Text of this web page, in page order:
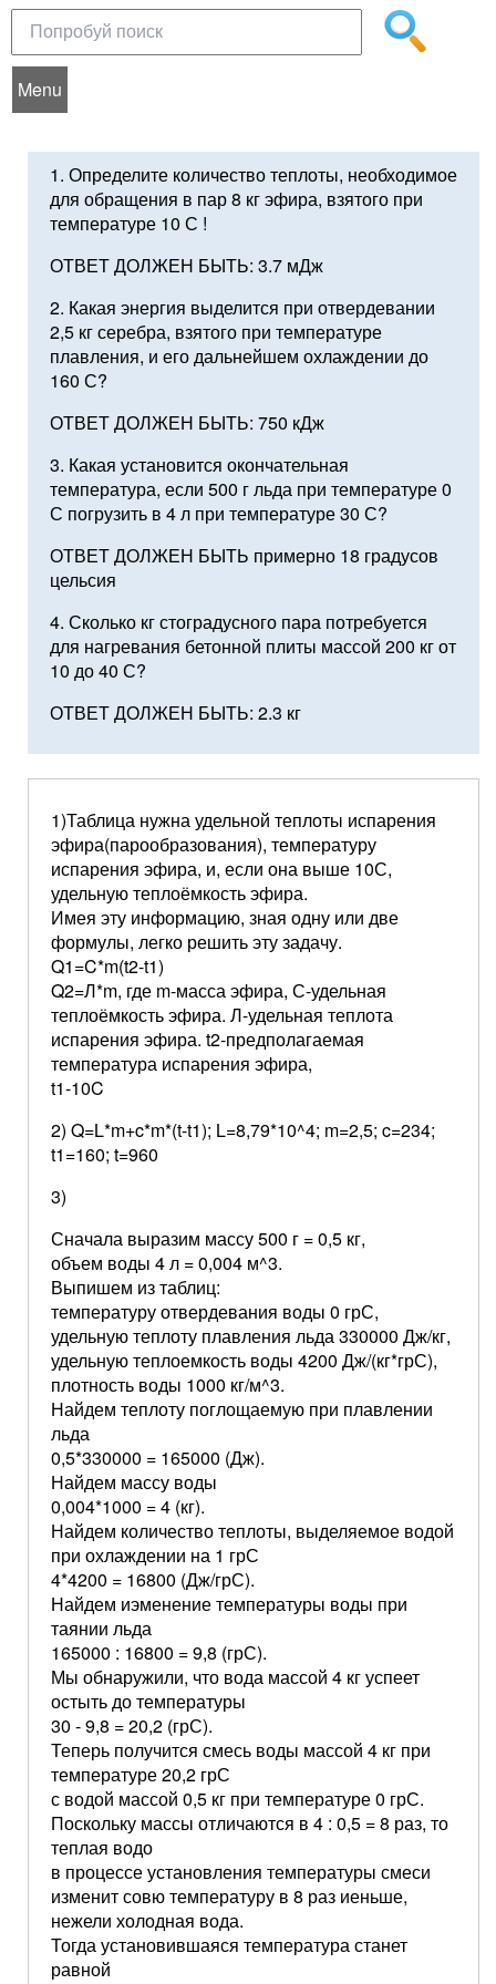
Menu
1. Определите количество теплоты, необходимое
для обращения в пар 8 кг эфира, взятого при
температуре 10 С !
ОТВЕТ ДОЛЖЕН БЫТЬ: 3.7 мДж
2. Какая энергия выделится при отвердевании
2,5 кг серебра, взятого при температуре
плавления, и его дальнейшем охлаждении до
160 С?
ОТВЕТ ДОЛЖЕН БЫТЬ: 750 кДж
3. Какая установится окончательная
температура, если 500 г льда при температуре 0
С погрузить в 4 л при температуре 30 С?
ОТВЕТ ДОЛЖЕН БЫТЬ примерно 18 градусов
цельсия
4. Сколько кг стоградусного пара потребуется
для нагревания бетонной плиты массой 200 кг от
10 до 40 С?
ОТВЕТ ДОЛЖЕН БЫТЬ: 2.3 кг
1)Таблица нужна удельной теплоты испарения
эфира(парообразования), температуру
испарения эфира, и, если она выше 10С,
удельную теплоёмкость эфира.
Имея эту информацию, зная одну или две
формулы, легко решить эту задачу.
Q1=C*m(t2-t1)
Q2=Л*m, где m-масса эфира, С-удельная
теплоёмкость эфира. Л-удельная теплота
испарения эфира. t2-предполагаемая
температура испарения эфира,
t1-10C
2) Q=L*m+c*m*(t-t1); L=8,79*10^4; m=2,5; c=234;
t1=160; t=960
3)
Сначала выразим массу 500 г = 0,5 кг,
объем воды 4 л = 0,004 м^3.
Выпишем из таблиц:
температуру отвердевания воды 0 грС,
удельную теплоту плавления льда 330000 Дж/кг,
удельную теплоемкость воды 4200 Дж/(кг*грС),
плотность воды 1000 кг/м^3.
Найдем теплоту поглощаемую при плавлении
льда
0,5*330000 = 165000 (Дж).
Найдем массу воды
0,004*1000 = 4 (кг).
Найдем количество теплоты, выделяемое водой
при охлаждении на 1 грС
4*4200 = 16800 (Дж/грС).
Найдем иэменение температуры воды при
таянии льда
165000 : 16800 = 9,8 (грС).
Мы обнаружили, что вода массой 4 кг успеет
остыть до температуры
30 - 9,8 = 20,2 (грС).
Теперь получится смесь воды массой 4 кг при
температуре 20,2 грС
с водой массой 0,5 кг при температуре 0 грС.
Поскольку массы отличаются в 4 : 0,5 = 8 раз, то
теплая водо
в процессе установления температуры смеси
изменит совю температуру в 8 раз иеньше,
нежели холодная вода.
Тогда установившаяся температура станет
равной